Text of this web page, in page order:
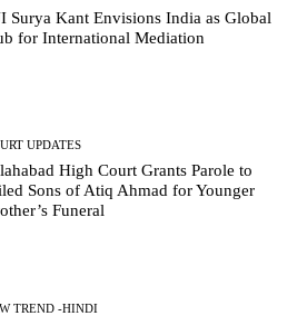
Surya Kant Envisions India as Global
for International Mediation
UPDATES
High Court Grants Parole to
Sons of Atiq Ahmad for Younger
Funeral
TREND -HINDI